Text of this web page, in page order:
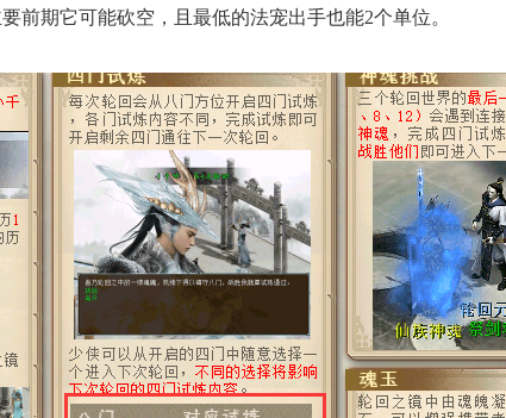
前期它可能砍空，且最低的法宠出手也能2个单位。